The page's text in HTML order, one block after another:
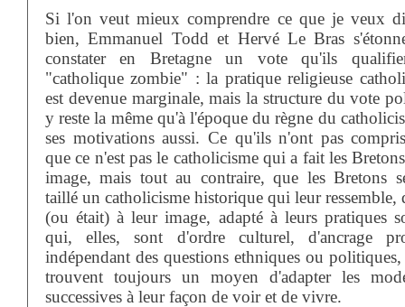
Si l'on veut mieux comprendre ce que je veux
bien, Emmanuel Todd et Hervé Le Bras
constater en Bretagne un vote qu'ils
"catholique zombie" : la pratique religieuse
est devenue marginale, mais la structure du vote
y reste la même qu'à l'époque du règne du
ses motivations aussi. Ce qu'ils n'ont pas
que ce n'est pas le catholicisme qui a fait les
image, mais tout au contraire, que les Bretons
taillé un catholicisme historique qui leur ressemble,
(ou était) à leur image, adapté à leurs pratiques
qui, elles, sont d'ordre culturel, d'ancrage
indépendant des questions ethniques ou
trouvent toujours un moyen d'adapter les
successives à leur façon de voir et de vivre.